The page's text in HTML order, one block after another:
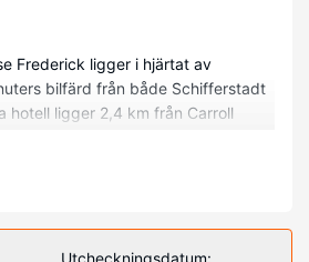
Frederick ligger i hjärtat av
bilfärd från både Schifferstadt
hotell ligger 2,4 km från Carroll
och platt-tv. Sängen har memory
och sängtillbehör av högsta
Utcheckningsdatum: